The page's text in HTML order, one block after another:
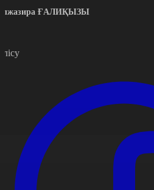
ҒАЛИҚЫЗЫ